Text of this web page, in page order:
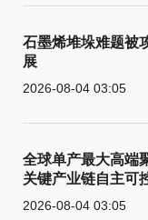
石墨烯堆垛难题被
展
2026-08-04 03:05
全球单产最大高端
关键产业链自主可
2026-08-04 03:05